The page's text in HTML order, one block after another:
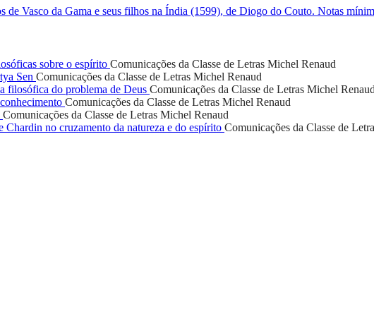
de Vasco da Gama e seus filhos na Índia (1599), de Diogo do Couto. Notas
sobre o espírito Comunicações da Classe de Letras Michel Renaud
Sen Comunicações da Classe de Letras Michel Renaud
filosófica do problema de Deus Comunicações da Classe de Letras Michel Renaud
Comunicações da Classe de Letras Michel Renaud
Comunicações da Classe de Letras Michel Renaud
Chardin no cruzamento da natureza e do espírito Comunicações da Classe de